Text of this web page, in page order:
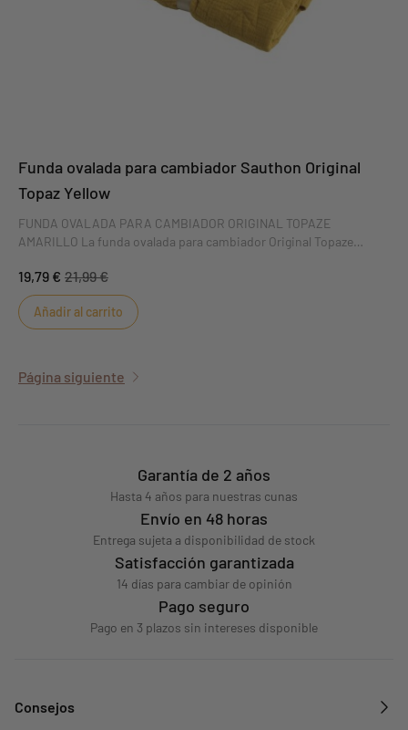
Funda ovalada para cambiador Sauthon Original
Topaz Yellow
FUNDA OVALADA PARA CAMBIADOR ORIGINAL TOPAZE
AMARILLO La funda ovalada para cambiador Original Topaze
cambiar a tu bebé sea un placer. Esta funda de colchón es perfecta
para el cambiador GALOPIN. DIMENSIONES : 60 x 80 x 2 cm
19,79 € 21,99 €
Añadir al carrito
Página siguiente
Garantía de 2 años
Hasta 4 años para nuestras cunas
Envío en 48 horas
Entrega sujeta a disponibilidad de stock
Satisfacción garantizada
14 días para cambiar de opinión
Pago seguro
Pago en 3 plazos sin intereses disponible
Consejos